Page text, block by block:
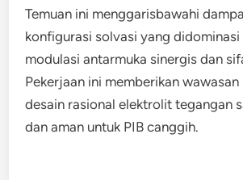
Temuan ini menggarisbawahi
konfigurasi solvasi yang didominasi
modulasi antarmuka sinergis dan
Pekerjaan ini memberikan
desain rasional elektrolit tegangan
dan aman untuk PIB canggih.